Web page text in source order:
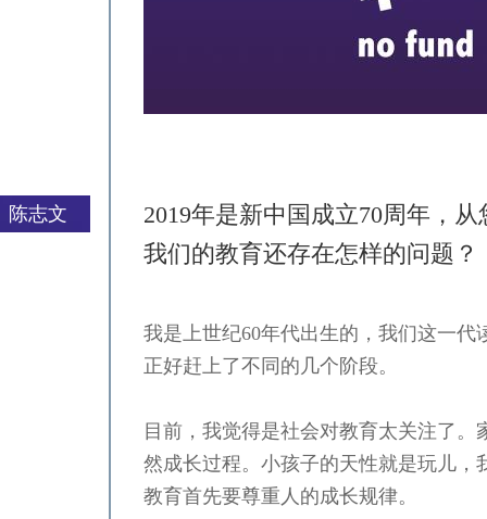
陈志文
2019年是新中国成立70周年，
我们的教育还存在怎样的问题？
我是上世纪60年代出生的，我们这一
正好赶上了不同的几个阶段。
目前，我觉得是社会对教育太关注了
然成长过程。小孩子的天性就是玩儿
教育首先要尊重人的成长规律。